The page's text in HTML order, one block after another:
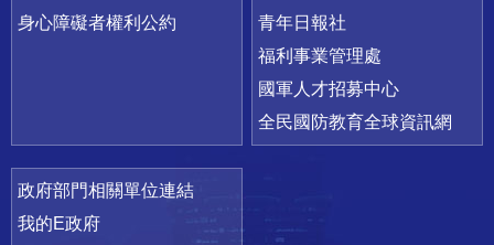
身心障礙者權利公約
青年日報社
福利事業管理處
國軍人才招募中心
全民國防教育全球資訊網
政府部門相關單位連結
我的E政府